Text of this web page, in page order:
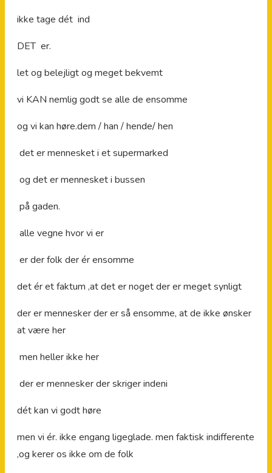
ikke tage dét ind
DET er.
let og belejligt og meget bekvemt
vi KAN nemlig godt se alle de ensomme
og vi kan høre.dem / han / hende/ hen
det er mennesket i et supermarked
og det er mennesket i bussen
på gaden.
alle vegne hvor vi er
er der folk der ér ensomme
det ér et faktum ,at det er noget der er meget synligt
der er mennesker der er så ensomme, at de ikke ønsker
at være her
men heller ikke her
der er mennesker der skriger indeni
dét kan vi godt høre
men vi ér. ikke engang ligeglade. men faktisk indifferente
,og kerer os ikke om de folk